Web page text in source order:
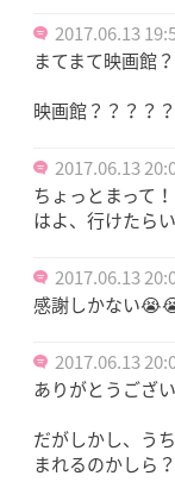
2017.06.13
まてまて映画館
映画館？？？？
2017.06.13
ちょっとまって
はよ、行けたら
2017.06.13
感謝しかない
2017.06.13
ありがとうござ
だがしかし、う
まれるのかしら